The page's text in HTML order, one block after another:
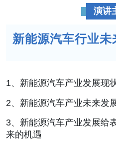
演讲
新能源汽车行业未
1、新能源汽车产业发展现
2、新能源汽车产业未来发
3、新能源汽车产业发展给
来的机遇